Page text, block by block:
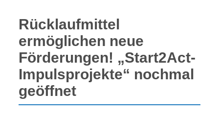
Rücklaufmittel
ermöglichen neue
Förderungen! „Start2Act-
Impulsprojekte“ nochmal
geöffnet